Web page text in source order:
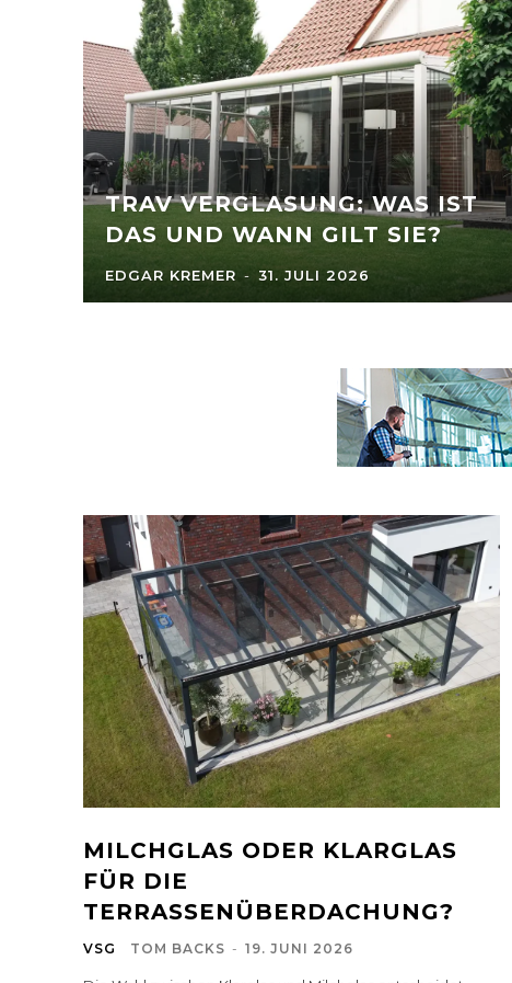
TRAV VERGLASUNG: WAS IST
DAS UND WANN GILT SIE?
EDGAR KREMER - 31. JULI 2026
MILCHGLAS ODER KLARGLAS
FÜR DIE
TERRASSENÜBERDACHUNG?
VSG TOM BACKS - 19. JUNI 2026